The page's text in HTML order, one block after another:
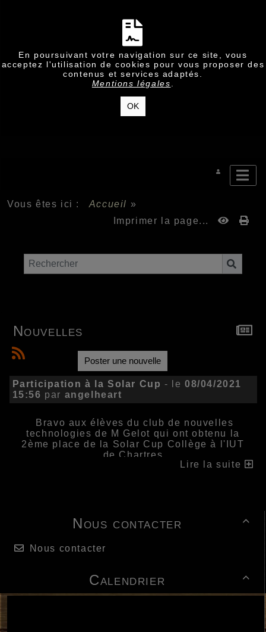
En poursuivant votre navigation sur ce site, vous
acceptez l'utilisation de cookies pour vous proposer des
contenus et services adaptés.
Mentions légales
OK
Vous êtes ici : Accueil »
Imprimer la page...

Nous contacter
Nous contacter

Calendrier
Nouvelles
Poster une nouvelle
Participation à la Solar Cup - le 08/04/2021
15:56 par angelheart
Bravo aux élèves du club de nouvelles
technologies de M Gelot qui ont obtenu la
2ème place de la Solar Cup Collège à l'IUT
de Chartres
Lire la suite